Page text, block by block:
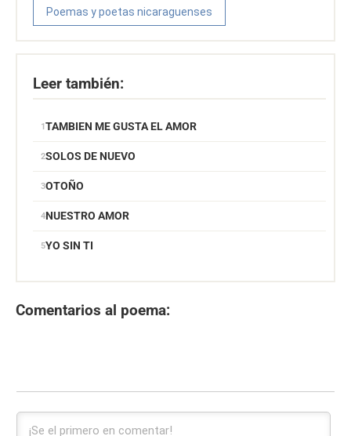
Poemas y poetas nicaraguenses
Leer también:
TAMBIEN ME GUSTA EL AMOR
SOLOS DE NUEVO
OTOÑO
NUESTRO AMOR
YO SIN TI
Comentarios al poema: